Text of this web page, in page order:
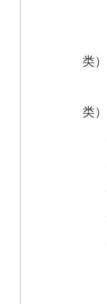
类）
类）